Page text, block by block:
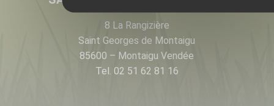
8 La Rangizière
Saint Georges de Montaigu
85600 – Montaigu Vendée
Tel. 02 51 62 81 16